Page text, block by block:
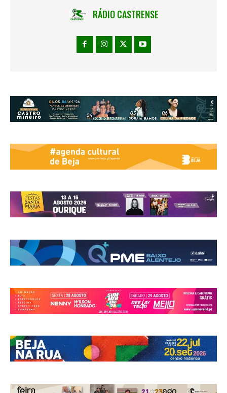
RÁDIO CASTRENSE